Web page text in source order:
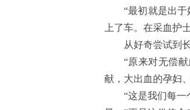
“最初就是出
上了车。在采血护
从好奇尝试到
“原来对无偿
献，大出血的孕妇
“这是我们每